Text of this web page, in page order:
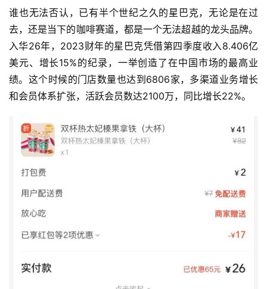
谁也无法否认，已有半个世纪之久的星巴克，无论是在过
去，还是当下的咖啡赛道，都是一个无法超越的龙头品牌。
入华26年，2023财年的星巴克凭借第四季度收入8.406亿
美元、增长15%的纪录，一举创造了在中国市场的最高业
绩。这个时候的门店数量也达到6806家，多渠道业务增长
和会员体系扩张，活跃会员数达2100万，同比增长22%。